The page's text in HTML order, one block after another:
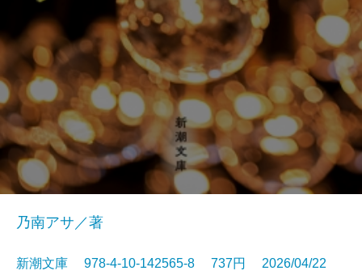
乃南アサ／著
新潮文庫 978-4-10-142565-8 737円 2026/04/22